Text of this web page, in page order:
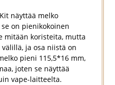
näyttää melko
on pienikokoinen
mitään koristeita, mutta
ja osa niistä on
pieni 115,5*16 mm,
joten se näyttää
vape-laitteelta.